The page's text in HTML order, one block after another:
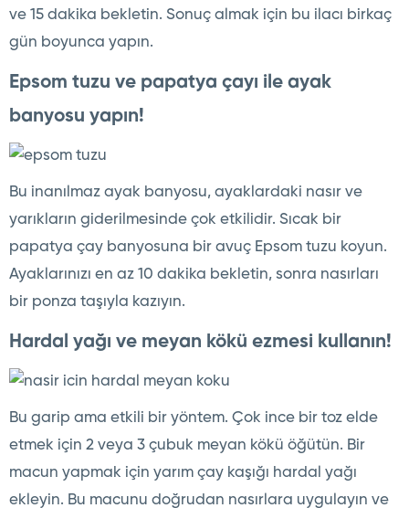
ve 15 dakika bekletin. Sonuç almak için bu ilacı birkaç
gün boyunca yapın.
Epsom tuzu ve papatya çayı ile ayak
banyosu yapın!
Bu inanılmaz ayak banyosu, ayaklardaki nasır ve
yarıkların giderilmesinde çok etkilidir. Sıcak bir
papatya çay banyosuna bir avuç Epsom tuzu koyun.
Ayaklarınızı en az 10 dakika bekletin, sonra nasırları
bir ponza taşıyla kazıyın.
Hardal yağı ve meyan kökü ezmesi kullanın!
Bu garip ama etkili bir yöntem. Çok ince bir toz elde
etmek için 2 veya 3 çubuk meyan kökü öğütün. Bir
macun yapmak için yarım çay kaşığı hardal yağı
ekleyin. Bu macunu doğrudan nasırlara uygulayın ve